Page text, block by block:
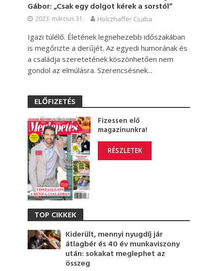
Gábor: „Csak egy dolgot kérek a sorstól”
2023. március 31. Holczhaffer Csaba
Igazi túlélő. Életének legnehezebb időszakában
is megőrizte a derűjét. Az egyedi humorának és
a családja szeretetének köszönhetően nem
gondol az elmúlásra. Szerencsésnek...
ELŐFIZETÉS
Fizessen elő
magazinunkra!
RÉSZLETEK
TOP CIKKEK
Kiderült, mennyi nyugdíj jár
átlagbér és 40 év munkaviszony
után: sokakat meglephet az
összeg